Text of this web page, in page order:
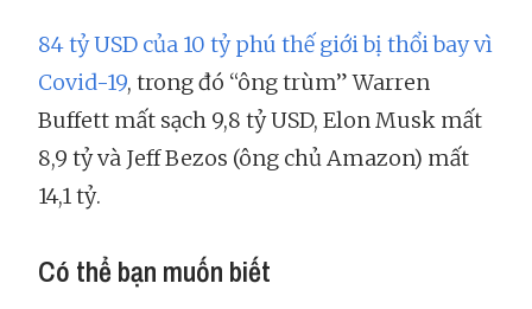
84 tỷ USD của 10 tỷ phú thế giới bị thổi bay vì
Covid-19, trong đó “ông trùm” Warren
Buffett mất sạch 9,8 tỷ USD, Elon Musk mất
8,9 tỷ và Jeff Bezos (ông chủ Amazon) mất
14,1 tỷ.
Có thể bạn muốn biết